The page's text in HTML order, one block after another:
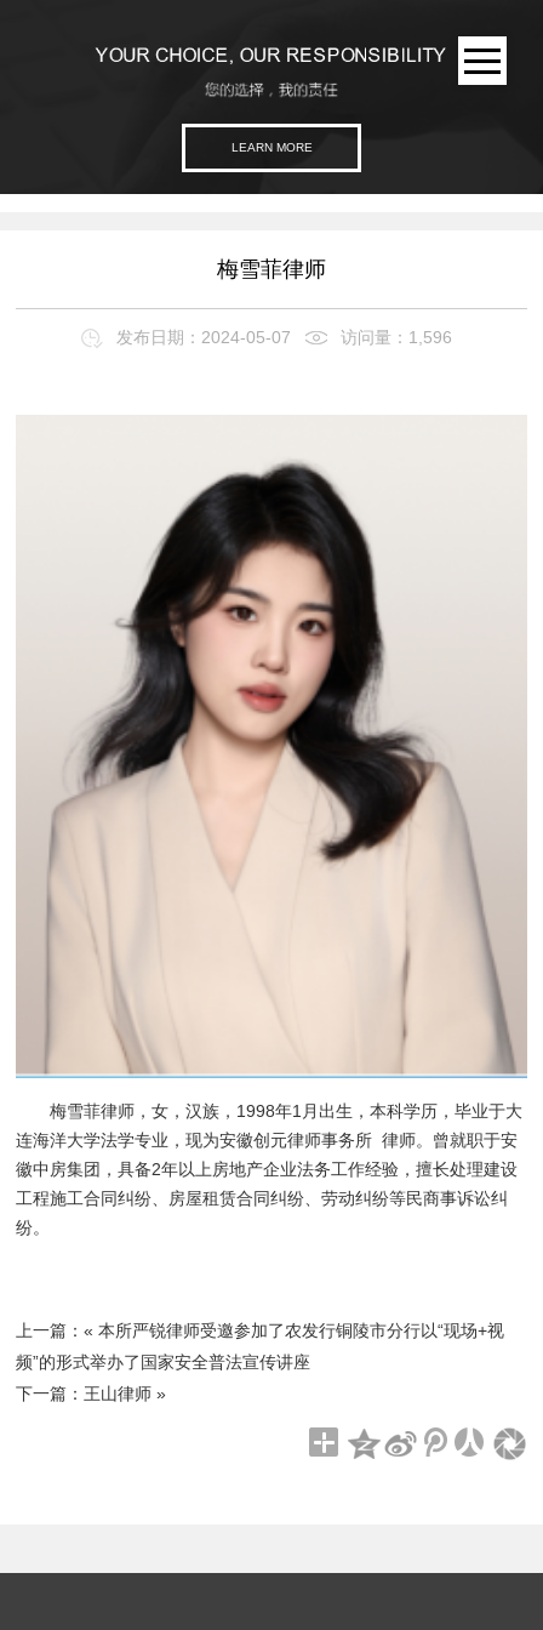
LEARN MORE
典型案例
创元团队
梅雪菲律师
发布日期：2024-05-07 访问量：1,596
梅雪菲律师，女，汉族，1998年1月出生，本科学历，毕业于大
连海洋大学法学专业，现为安徽创元律师事务所 律师。曾就职于安
徽中房集团，具备2年以上房地产企业法务工作经验，擅长处理建设
工程施工合同纠纷、房屋租赁合同纠纷、劳动纠纷等民商事诉讼纠
纷。
上一篇：«本所严锐律师受邀参加了农发行铜陵市分行以“现场+视
频”的形式举办了国家安全普法宣传讲座
下一篇： 王山律师 »